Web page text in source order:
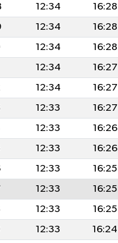
12:34 16:28
12:34 16:28
12:34 16:28
12:34 16:27
12:34 16:27
12:33 16:27
12:33 16:26
12:33 16:26
12:33 16:25
12:33 16:25
12:33 16:25
12:33 16:24